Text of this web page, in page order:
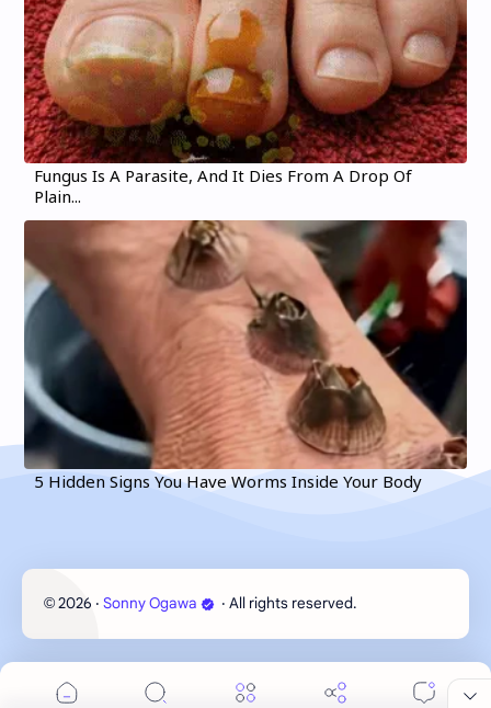
Fungus Is A Parasite, And It Dies From A Drop Of
Plain...
5 Hidden Signs You Have Worms Inside Your Body
© 2026 ‧ Sonny Ogawa ‧ All rights reserved.